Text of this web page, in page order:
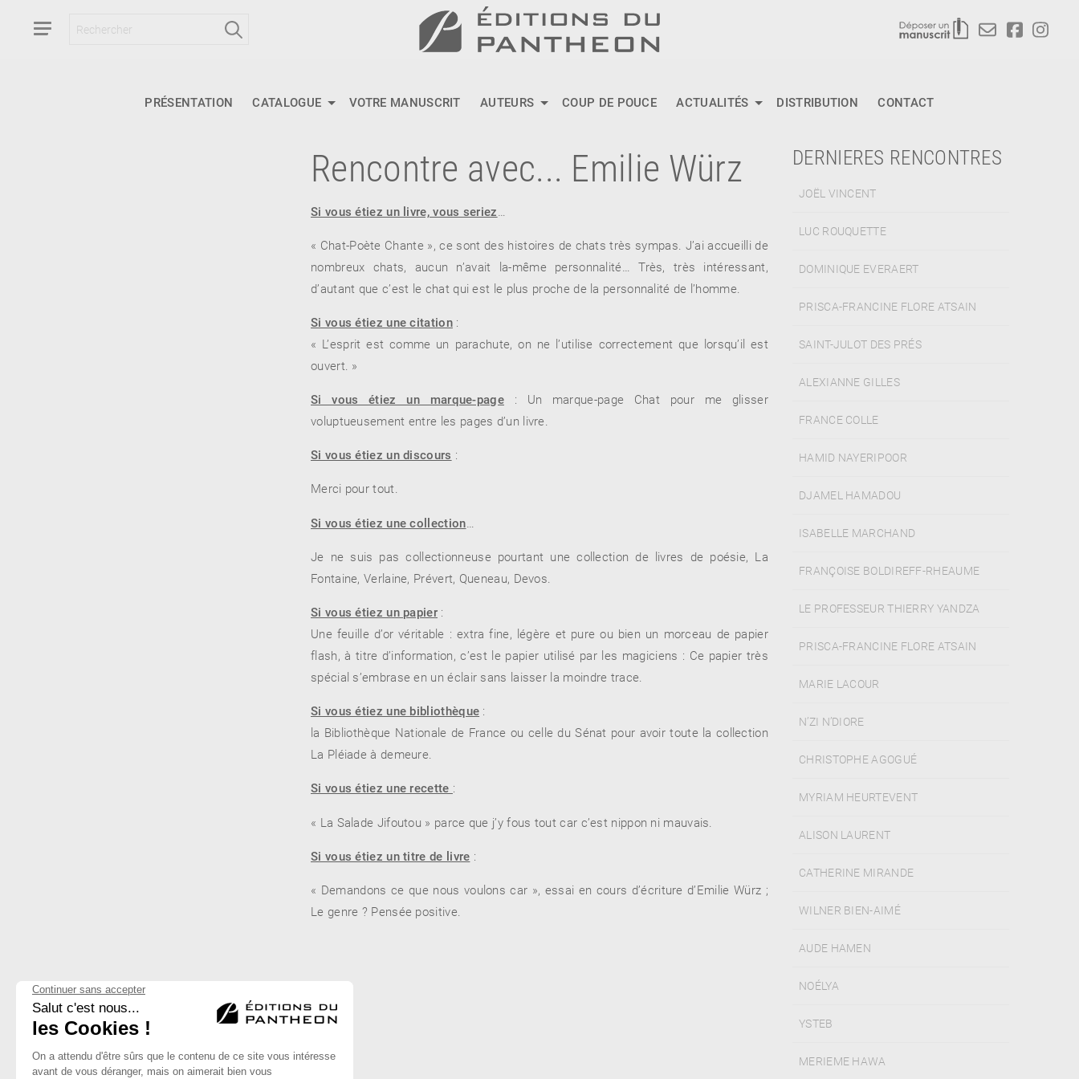
PRÉSENTATION CATALOGUE VOTRE MANUSCRIT AUTEURS COUP DE POUCE ACTUALITÉS DISTRIBUTION CONTACT
Rencontre avec... Emilie Würz
Si vous étiez un livre, vous seriez
« Chat-Poète Chante », ce sont des histoires de chats très sympas. J’ai accueilli de
nombreux chats, aucun n’avait la-même personnalité… Très, très intéressant,
d’autant que c’est le chat qui est le plus proche de la personnalité de l’homme.
Si vous étiez une citation:
« L’esprit est comme un parachute, on ne l’utilise correctement que lorsqu’il est
ouvert. »
Si vous étiez un marque-page: Un marque-page Chat pour me glisser
voluptueusement entre les pages d’un livre.
Si vous étiez un discours :
Merci pour tout.
Si vous étiez une collection
Je ne suis pas collectionneuse pourtant une collection de livres de poésie, La
Fontaine, Verlaine, Prévert, Queneau, Devos.
Si vous étiez un papier :
Une feuille d’or véritable : extra fine, légère et pure ou bien un morceau de papier
flash, à titre d’information, c’est le papier utilisé par les magiciens : Ce papier très
spécial s’embrase en un éclair sans laisser la moindre trace.
Si vous étiez une bibliothèque :
la Bibliothèque Nationale de France ou celle du Sénat pour avoir toute la collection
La Pléiade à demeure.
Si vous étiez une recette :
« La Salade Jifoutou » parce que j’y fous tout car c’est nippon ni mauvais.
Si vous étiez un titre de livre :
« Demandons ce que nous voulons car », essai en cours d’écriture d’Emilie Würz ;
Le genre ? Pensée positive.
DERNIERES RENCONTRES
JOËL VINCENT
LUC ROUQUETTE
DOMINIQUE EVERAERT
PRISCA-FRANCINE FLORE ATSAIN
SAINT-JULOT DES PRÉS
ALEXIANNE GILLES
FRANCE COLLE
HAMID NAYERIPOOR
DJAMEL HAMADOU
ISABELLE MARCHAND
FRANÇOISE BOLDIREFF-RHEAUME
LE PROFESSEUR THIERRY YANDZA
PRISCA-FRANCINE FLORE ATSAIN
MARIE LACOUR
N’ZI N’DIORE
CHRISTOPHE AGOGUÉ
MYRIAM HEURTEVENT
ALISON LAURENT
CATHERINE MIRANDE
WILNER BIEN-AIMÉ
AUDE HAMEN
NOÉLYA
YSTEB
MERIEME HAWA